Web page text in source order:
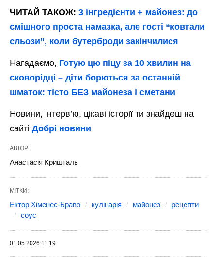
ЧИТАЙ ТАКОЖ: 3 інгредієнти + майонез: до
смішного проста намазка, але гості “ковтали
сльози”, коли бутерброди закінчилися
Нагадаємо, Готую цю піцу за 10 хвилин на
сковорідці – діти борються за останній
шматок: тісто БЕЗ майонеза і сметани
Новини, інтерв’ю, цікаві історії ти знайдеш на
сайті Добрі новини
АВТОР:
Анастасія Кришталь
МІТКИ:
Ектор Хіменес-Браво кулінарія майонез
рецепти
соус
01.05.2026 11:19